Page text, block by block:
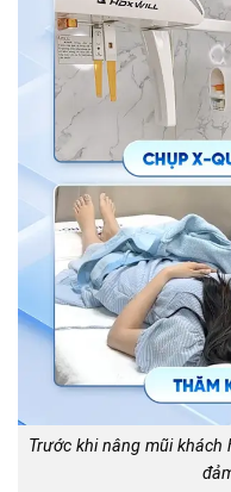
Trước khi nâng mũi